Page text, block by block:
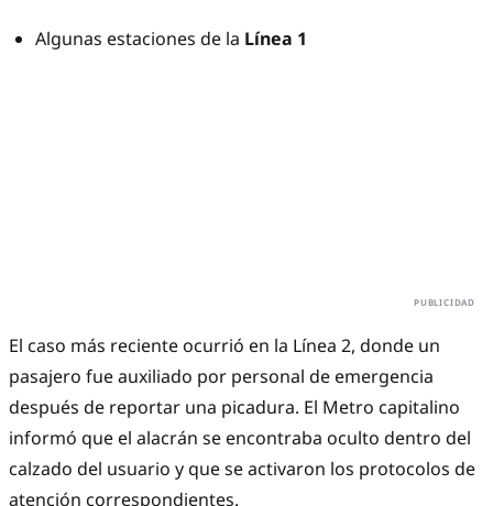
Algunas estaciones de la Línea 1
El caso más reciente ocurrió en la Línea 2, donde un
pasajero fue auxiliado por personal de emergencia
después de reportar una picadura. El Metro capitalino
informó que el alacrán se encontraba oculto dentro del
calzado del usuario y que se activaron los protocolos de
atención correspondientes.